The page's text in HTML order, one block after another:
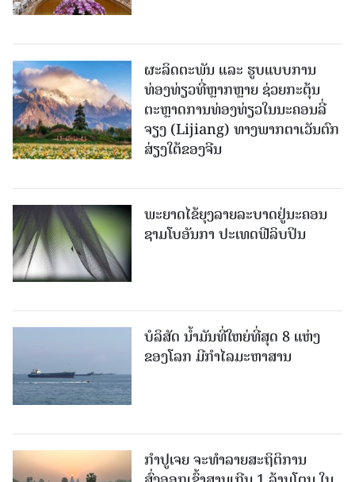
ຜະລິດຕະພັນ ແລະ ຮູບແບບການ
ທ່ອງທ່ຽວທີ່ຫຼາກຫຼາຍ ຊ່ວຍກະຕຸ້ນ
ຕະຫຼາດການທ່ອງທ່ຽວໃນນະຄອນລີ່
ຈຽງ (Lijiang) ທາງພາກຕາເວັນຕົກ
ສ່ຽງໃຕ້ຂອງຈີນ
ພະຍາດໄຂ້ຍຸງລາຍລະບາດຢູ່ນະຄອນ
ຊາມໂບ​ອັນກາ ປະເທດຟີລິບປິນ
ບໍລິສັດ ນ້ຳມັນທີ່ໃຫຍ່ທີ່ສຸດ 8 ແຫ່ງ
ຂອງໂລກ ມີກຳໄລມະຫາສານ
ກຳປູເຈຍ ຈະທຳລາຍສະຖິຕິການ